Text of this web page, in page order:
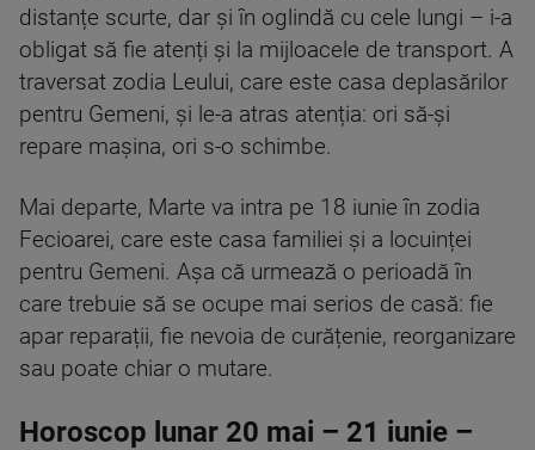
distanțe scurte, dar și în oglindă cu cele lungi – i-a
obligat să fie atenți și la mijloacele de transport. A
traversat zodia Leului, care este casa deplasărilor
pentru Gemeni, și le-a atras atenția: ori să-și
repare mașina, ori s-o schimbe.
Mai departe, Marte va intra pe 18 iunie în zodia
Fecioarei, care este casa familiei și a locuinței
pentru Gemeni. Așa că urmează o perioadă în
care trebuie să se ocupe mai serios de casă: fie
apar reparații, fie nevoia de curățenie, reorganizare
sau poate chiar o mutare.
Horoscop lunar 20 mai – 21 iunie –